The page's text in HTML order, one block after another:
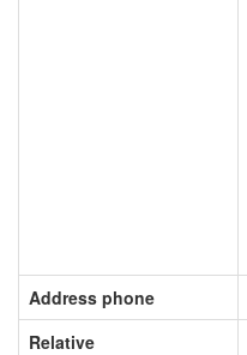
Address phone
Relative